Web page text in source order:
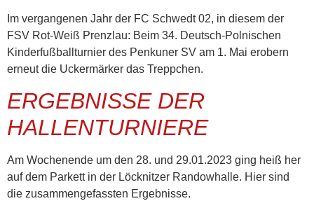
Im vergangenen Jahr der FC Schwedt 02, in diesem der
FSV Rot-Weiß Prenzlau: Beim 34. Deutsch-Polnischen
Kinderfußballturnier des Penkuner SV am 1. Mai erobern
erneut die Uckermärker das Treppchen.
ERGEBNISSE DER
HALLENTURNIERE
Am Wochenende um den 28. und 29.01.2023 ging heiß her
auf dem Parkett in der Löcknitzer Randowhalle. Hier sind
die zusammengefassten Ergebnisse.